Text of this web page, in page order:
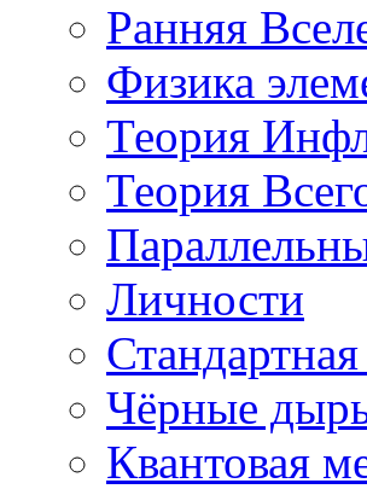
Ранняя
Физика
Теория
Теория
Личности
Чёрные
Квантовая